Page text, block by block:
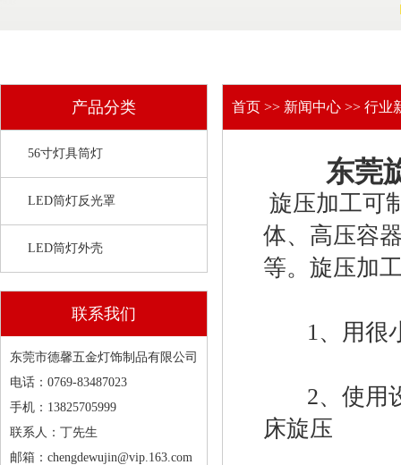
产品分类
56寸灯具筒灯
LED筒灯反光罩
LED筒灯外壳
联系我们
东莞市德馨五金灯饰制品有限公司
电话：0769-83487023
手机：13825705999
联系人：丁先生
邮箱：chengdewujin@vip.163.com
首页 >> 新闻中心 >> 行业
东莞
旋压加工可
体、高压容
等。旋压加
1、用很小
2、使用设
床旋压